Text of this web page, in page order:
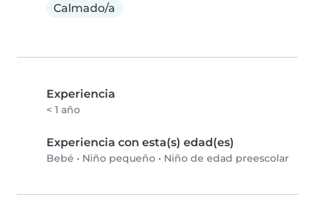
Calmado/a
Experiencia
< 1 año
Experiencia con esta(s) edad(es)
Bebé • Niño pequeño • Niño de edad preescolar